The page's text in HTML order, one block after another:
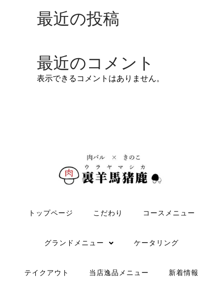
最近の投稿
最近のコメント
表示できるコメントはありません。
トップページ こだわり コースメニュー
グランドメニュー ケータリング
テイクアウト 当店逸品メニュー 新着情報